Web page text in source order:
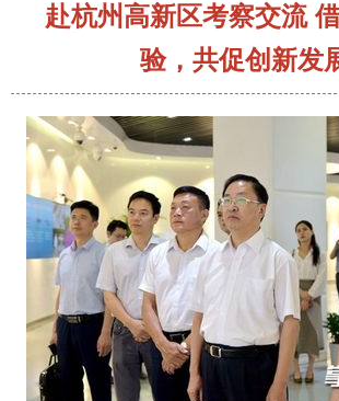
赴杭州高新区考察交流
验，共促创新发